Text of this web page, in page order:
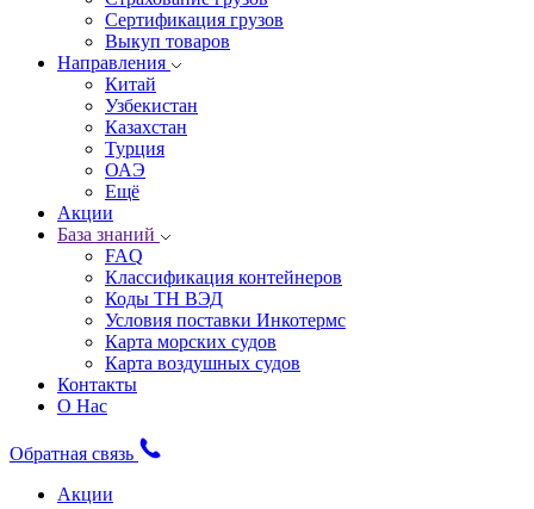
Сертификация грузов
Выкуп товаров
Направления
Китай
Узбекистан
Казахстан
Турция
ОАЭ
Ещё
Акции
База знаний
FAQ
Классификация контейнеров
Коды ТН ВЭД
Условия поставки Инкотермс
Карта морских судов
Карта воздушных судов
Контакты
О Нас
Обратная связь
Акции